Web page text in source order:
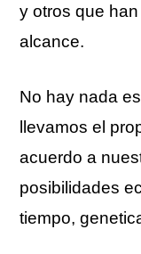
y otros que
alcance.
No hay nada
llevamos el
acuerdo a
posibilidades
tiempo,